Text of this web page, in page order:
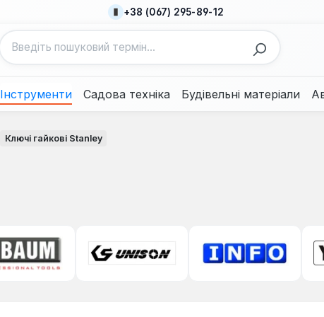
+38 (067) 295-89-12
Інструменти Садова техніка Будівельні матеріали
Ключі гайкові Stanley